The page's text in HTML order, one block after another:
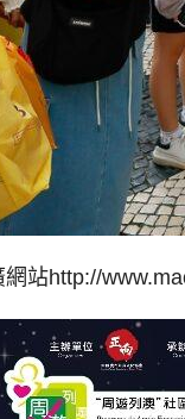
站http://